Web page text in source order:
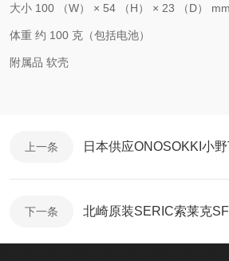
大小 100 （W） × 54 （H） × 23 （D）
体重 约 100 克（包括电池）
附属品 软壳
上一条
下一条 北崎原装SERIC索莱克